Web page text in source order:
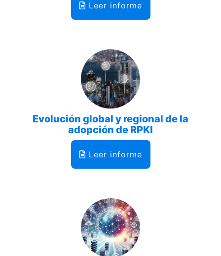
Leer informe
Evolución global y regional de la
adopción de RPKI
Leer informe